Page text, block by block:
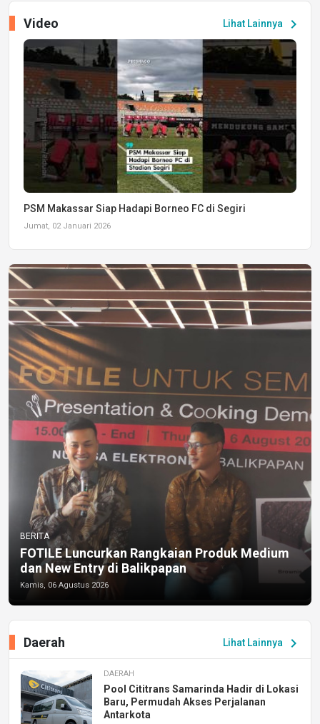
Lihat Lainnya chevron_right
Video
PSM Makassar Siap Hadapi Borneo FC di Segiri
Jumat, 02 Januari 2026
BERITA
FOTILE Luncurkan Rangkaian Produk Medium
dan New Entry di Balikpapan
Kamis, 06 Agustus 2026
Lihat Lainnya chevron_right
Daerah
DAERAH
Pool Cititrans Samarinda Hadir di Lokasi
Baru, Permudah Akses Perjalanan
Antarkota